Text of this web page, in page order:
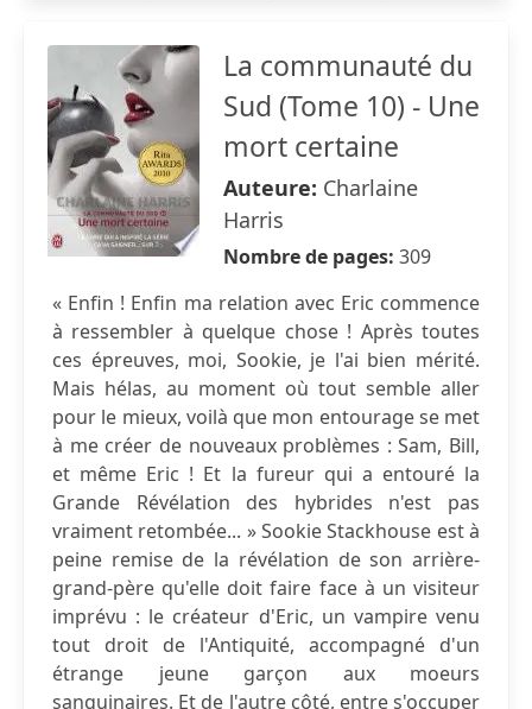
La communauté du
Sud (Tome 10) - Une
mort certaine
Auteure: Charlaine
Harris
Nombre de pages: 309
« Enfin ! Enfin ma relation avec Eric commence
à ressembler à quelque chose ! Après toutes
ces épreuves, moi, Sookie, je l'ai bien mérité.
Mais hélas, au moment où tout semble aller
pour le mieux, voilà que mon entourage se met
à me créer de nouveaux problèmes : Sam, Bill,
et même Eric ! Et la fureur qui a entouré la
Grande Révélation des hybrides n'est pas
vraiment retombée... » Sookie Stackhouse est à
peine remise de la révélation de son arrière-
grand-père qu'elle doit faire face à un visiteur
imprévu : le créateur d'Eric, un vampire venu
tout droit de l'Antiquité, accompagné d'un
étrange jeune garçon aux moeurs
sanguinaires. Et de l'autre côté, entre s'occuper